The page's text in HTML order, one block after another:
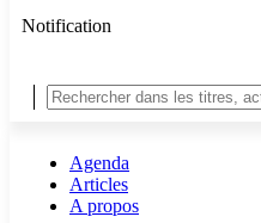
Notification
Agenda
Articles
A propos